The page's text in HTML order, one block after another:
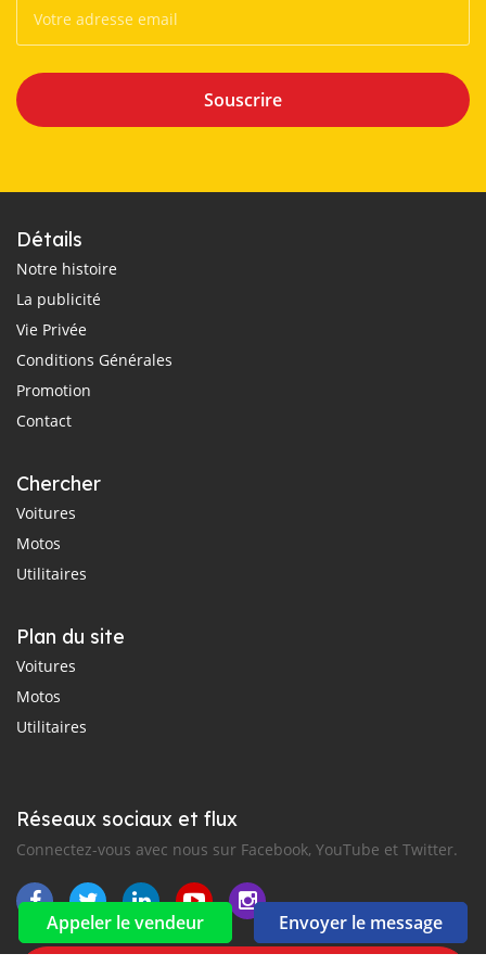
Appeler le vendeur Envoyer le message
Souscrire
Détails
Notre histoire
La publicité
Vie Privée
Conditions Générales
Promotion
Contact
Chercher
Voitures
Motos
Utilitaires
Plan du site
Voitures
Motos
Utilitaires
Réseaux sociaux et flux
Connectez-vous avec nous sur Facebook, YouTube et Twitter.